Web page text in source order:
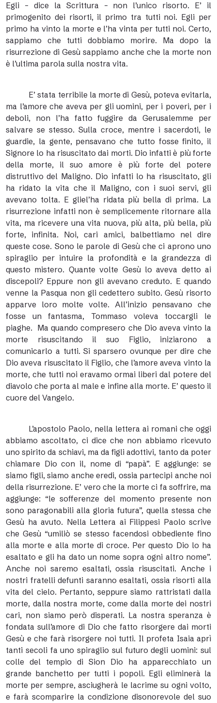
Egli – dice la Scrittura – non l’unico risorto. E’ il
primogenito dei risorti, il primo tra tutti noi. Egli per
primo ha vinto la morte e l’ha vinta per tutti noi. Certo,
sappiamo che tutti dobbiamo morire. Ma dopo la
risurrezione di Gesù sappiamo anche che la morte non
è l’ultima parola sulla nostra vita.
E’ stata terribile la morte di Gesù, poteva evitarla,
ma l’amore che aveva per gli uomini, per i poveri, per i
deboli, non l’ha fatto fuggire da Gerusalemme per
salvare se stesso. Sulla croce, mentre i sacerdoti, le
guardie, la gente, pensavano che tutto fosse finito, il
Signore lo ha risuscitato dai morti. Dio infatti è più forte
della morte, il suo amore è più forte del potere
distruttivo del Maligno. Dio infatti lo ha risuscitato, gli
ha ridato la vita che il Maligno, con i suoi servi, gli
avevano tolta. E gliel’ha ridata più bella di prima. La
risurrezione infatti non è semplicemente ritornare alla
vita, ma ricevere una vita nuova, più alta, più bella, più
forte, infinita. Noi, cari amici, balbettiamo nel dire
queste cose. Sono le parole di Gesù che ci aprono uno
spiraglio per intuire la profondità e la grandezza di
questo mistero. Quante volte Gesù lo aveva detto ai
discepoli? Eppure non gli avevano creduto. E quando
venne la Pasqua non gli cedettero subito. Gesù risorto
apparve loro molte volte. All’inizio pensavano che
fosse un fantasma, Tommaso voleva toccargli le
piaghe. Ma quando compresero che Dio aveva vinto la
morte risuscitando il suo Figlio, iniziarono a
comunicarlo a tutti. Si sparsero ovunque per dire che
Dio aveva risuscitato il Figlio, che l’amore aveva vinto la
morte, che tutti noi eravamo ormai liberi dal potere del
diavolo che porta al male e infine alla morte. E’ questo il
cuore del Vangelo.
L’apostolo Paolo, nella lettera ai romani che oggi
abbiamo ascoltato, ci dice che non abbiamo ricevuto
uno spirito da schiavi, ma da figli adottivi, tanto da poter
chiamare Dio con il, nome di “papà”. E aggiunge: se
siamo figli, siamo anche eredi, ossia partecipi anche noi
della risurrezione. E’ vero che la morte ci fa soffrire, ma
aggiunge: “le sofferenze del momento presente non
sono paragonabili alla gloria futura”, quella stessa che
Gesù ha avuto. Nella Lettera ai Filippesi Paolo scrive
che Gesù “umiliò se stesso facendosi obbediente fino
alla morte e alla morte di croce. Per questo Dio lo ha
esaltato e gli ha dato un nome sopra ogni altro nome”.
Anche noi saremo esaltati, ossia risuscitati. Anche i
nostri fratelli defunti saranno esaltati, ossia risorti alla
vita del cielo. Pertanto, seppure siamo rattristati dalla
morte, dalla nostra morte, come dalla morte dei nostri
cari, non siamo però disperati. La nostra speranza è
fondata sull’amore di Dio che fatto risorgere dai morti
Gesù e che farà risorgere noi tutti. Il profeta Isaia aprì
tanti secoli fa uno spiraglio sul futuro degli uomini: sul
colle del tempio di Sion Dio ha apparecchiato un
grande banchetto per tutti i popoli. Egli eliminerà la
morte per sempre, asciugherà le lacrime su ogni volto,
e farà scomparire la condizione disonorevole del suo